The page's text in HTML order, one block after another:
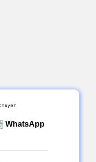
WhatsApp